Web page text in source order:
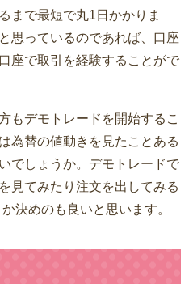
まで最短で丸1日かかりま
思っているのであれば、口座
座で取引を経験することがで
もデモトレードを開始するこ
為替の値動きを見たことある
でしょうか。デモトレードで
見てみたり注文を出してみる
決めのも良いと思います。